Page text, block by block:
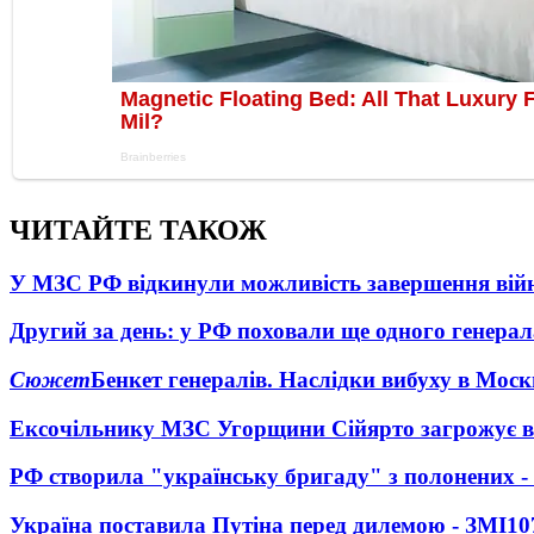
ЧИТАЙТЕ ТАКОЖ
У МЗС РФ відкинули можливість завершення
Другий за день: у РФ поховали ще одного
СюжетБенкет генералів. Наслідки вибуху в
Ексочільнику МЗС Угорщини Сійярто загрожує
РФ створила "українську бригаду" з полонених
Україна поставила Путіна перед дилемою - ЗМІ